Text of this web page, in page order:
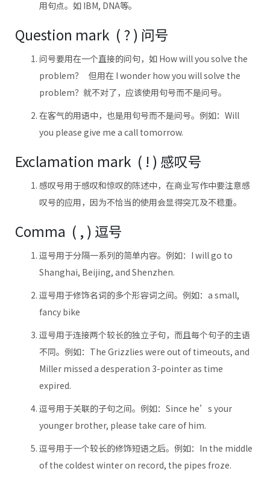
用句点。如 IBM, DNA等。
Question mark ( ? ) 问号
问号要用在一个直接的问句，如 How will you solve the
problem？ 但用在 I wonder how you will solve the
problem？就不对了，应该使用句号而不是问号。
在客气的用语中，也是用句号而不是问号。例如：Will
you please give me a call tomorrow.
Exclamation mark ( ! ) 感叹号
感叹号用于感叹和惊叹的陈述中，在商业写作中要注意感
叹号的应用，因为不恰当的使用会显得突兀及不稳重。
Comma ( , ) 逗号
逗号用于分隔一系列的简单内容。例如：I will go to
Shanghai, Beijing, and Shenzhen.
逗号用于修饰名词的多个形容词之间。例如：a small,
fancy bike
逗号用于连接两个较长的独立子句，而且每个句子的主语
不同。例如：The Grizzlies were out of timeouts, and
Miller missed a desperation 3-pointer as time
expired.
逗号用于关联的子句之间。例如：Since he’s your
younger brother, please take care of him.
逗号用于一个较长的修饰短语之后。例如：In the middle
of the coldest winter on record, the pipes froze.